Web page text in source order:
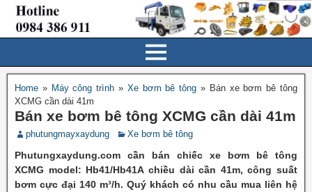
Home » Máy công trình » Xe bơm bê tông » Bán xe bơm bê tông
XCMG cần dài 41m
Bán xe bơm bê tông XCMG cần dài 41m
phutungmayxaydung Xe bơm bê tông
Phutungxaydung.com cần bán chiếc xe bơm bê tông
XCMG model: Hb41/Hb41A chiều dài cần 41m, công suất
bơm cực đại 140 m³/h. Quý khách có nhu cầu mua liên hệ